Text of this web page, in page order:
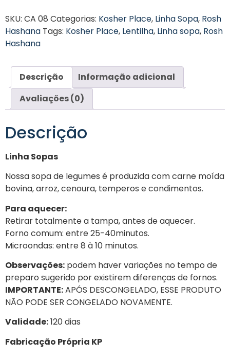
SKU: CA 08 Categorias: Kosher Place, Linha Sopa, Rosh
Hashana Tags: Kosher Place, Lentilha, Linha sopa, Rosh
Hashana
Descrição
Informação adicional
Avaliações (0)
Descrição
Linha Sopas
Nossa sopa de legumes é produzida com carne moída
bovina, arroz, cenoura, temperos e condimentos.
Para aquecer:
Retirar totalmente a tampa, antes de aquecer.
Forno comum: entre 25-40minutos.
Microondas: entre 8 à 10 minutos.
Observações: podem haver variações no tempo de
preparo sugerido por existirem diferenças de fornos.
IMPORTANTE:APÓS DESCONGELADO, ESSE PRODUTO
NÃO PODE SER CONGELADO NOVAMENTE.
Validade:120 dias
Fabricação Própria KP